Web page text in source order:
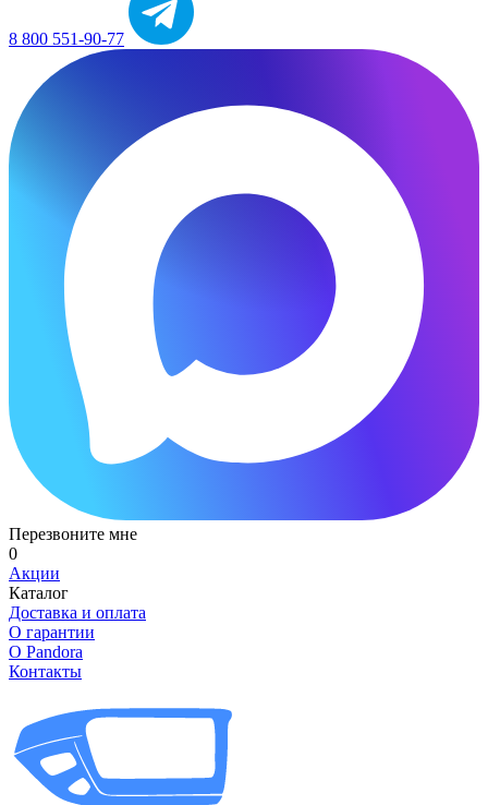
8 800 551-90-77
Перезвоните мне
0
Акции
Каталог
Доставка и оплата
О гарантии
О Pandora
Контакты